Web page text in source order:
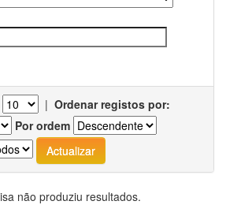
| Ordenar registos por:
Por ordem
não produziu resultados.